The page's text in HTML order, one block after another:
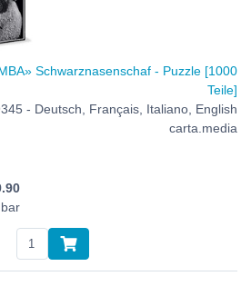
Schwarznasenschaf - Puzzle [1000
Teile]
- Deutsch, Français, Italiano, English
carta.media